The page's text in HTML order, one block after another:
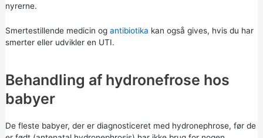
nyrerne.
Smertestillende medicin og antibiotika kan også gives, hvis du har
smerter eller udvikler en UTI.
Behandling af hydronefrose hos
babyer
De fleste babyer, der er diagnosticeret med hydronephrose, før de